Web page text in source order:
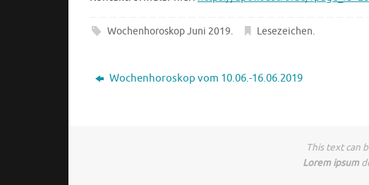
Wochenhoroskop Juni 2019. Lesezeichen.
Wochenhoroskop vom 10.06.-16.06.2019
This text can
Lorem ipsum